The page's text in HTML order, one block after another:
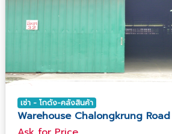
เช่า - โกดัง-คลังสินค้า
Warehouse Chalongkrung Road